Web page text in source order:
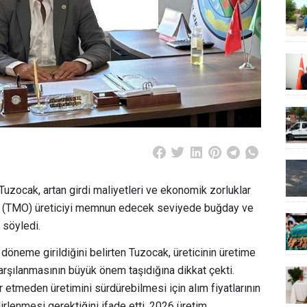
artan girdi maliyetleri ve ekonomik zorluklar
üreticiyi memnun edecek seviyede buğday ve
söyledi.
döneme girildiğini belirten Tuzocak, üreticinin üretime
büyük önem taşıdığına dikkat çekti.
etmeden üretimini sürdürebilmesi için alım fiyatlarının